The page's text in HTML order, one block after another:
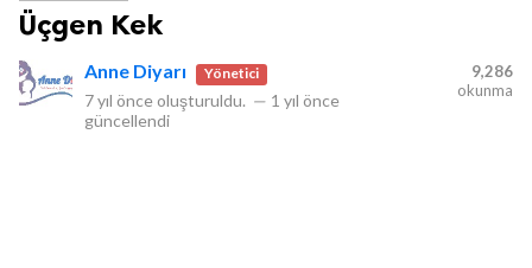
Üçgen Kek
Anne Diyarı Yönetici
7 yıl önce oluşturuldu. — 1 yıl önce
güncellendi
9,286
okunma